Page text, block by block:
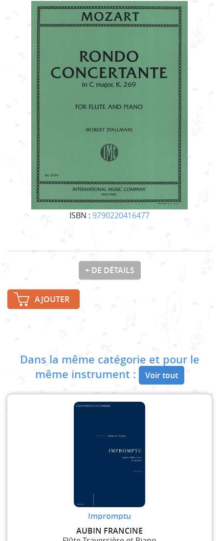
ISBN : 9790220416477
+ DE DÉTAILS
AJOUTER
Dans la même catégorie et pour le
même instrument :
Voir tout
Impromptu
AUBIN FRANCINE